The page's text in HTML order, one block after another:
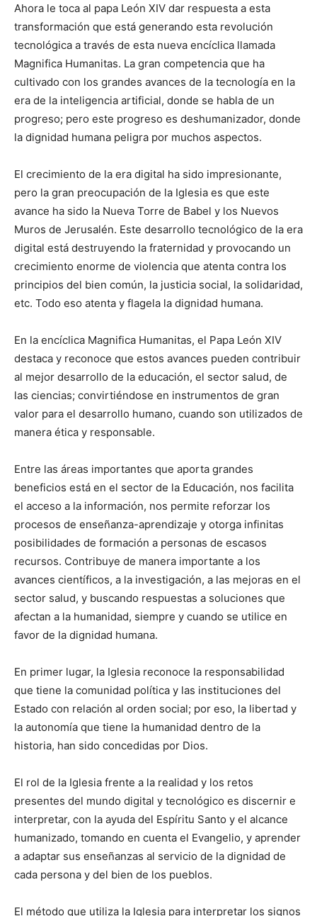
Ahora le toca al papa León XIV dar respuesta a esta
transformación que está generando esta revolución
tecnológica a través de esta nueva encíclica llamada
Magnifica Humanitas. La gran competencia que ha
cultivado con los grandes avances de la tecnología en la
era de la inteligencia artificial, donde se habla de un
progreso; pero este progreso es deshumanizador, donde
la dignidad humana peligra por muchos aspectos.
El crecimiento de la era digital ha sido impresionante,
pero la gran preocupación de la Iglesia es que este
avance ha sido la Nueva Torre de Babel y los Nuevos
Muros de Jerusalén. Este desarrollo tecnológico de la era
digital está destruyendo la fraternidad y provocando un
crecimiento enorme de violencia que atenta contra los
principios del bien común, la justicia social, la solidaridad,
etc. Todo eso atenta y flagela la dignidad humana.
En la encíclica Magnifica Humanitas, el Papa León XIV
destaca y reconoce que estos avances pueden contribuir
al mejor desarrollo de la educación, el sector salud, de
las ciencias; convirtiéndose en instrumentos de gran
valor para el desarrollo humano, cuando son utilizados de
manera ética y responsable.
Entre las áreas importantes que aporta grandes
beneficios está en el sector de la Educación, nos facilita
el acceso a la información, nos permite reforzar los
procesos de enseñanza-aprendizaje y otorga infinitas
posibilidades de formación a personas de escasos
recursos. Contribuye de manera importante a los
avances científicos, a la investigación, a las mejoras en el
sector salud, y buscando respuestas a soluciones que
afectan a la humanidad, siempre y cuando se utilice en
favor de la dignidad humana.
En primer lugar, la Iglesia reconoce la responsabilidad
que tiene la comunidad política y las instituciones del
Estado con relación al orden social; por eso, la libertad y
la autonomía que tiene la humanidad dentro de la
historia, han sido concedidas por Dios.
El rol de la Iglesia frente a la realidad y los retos
presentes del mundo digital y tecnológico es discernir e
interpretar, con la ayuda del Espíritu Santo y el alcance
humanizado, tomando en cuenta el Evangelio, y aprender
a adaptar sus enseñanzas al servicio de la dignidad de
cada persona y del bien de los pueblos.
El método que utiliza la Iglesia para interpretar los signos